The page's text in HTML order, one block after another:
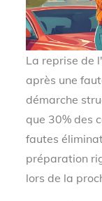
La reprise de
après une
démarche
que 30% des
fautes
préparation
lors de la